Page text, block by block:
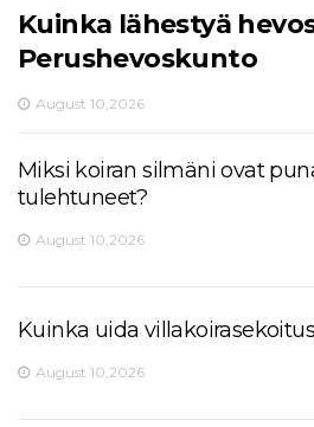
Kuinka lähestyä
Perushevoskunto
August 10,2026
Miksi koiran silmäni ovat
tulehtuneet?
August 10,2026
Kuinka uida
August 10,2026